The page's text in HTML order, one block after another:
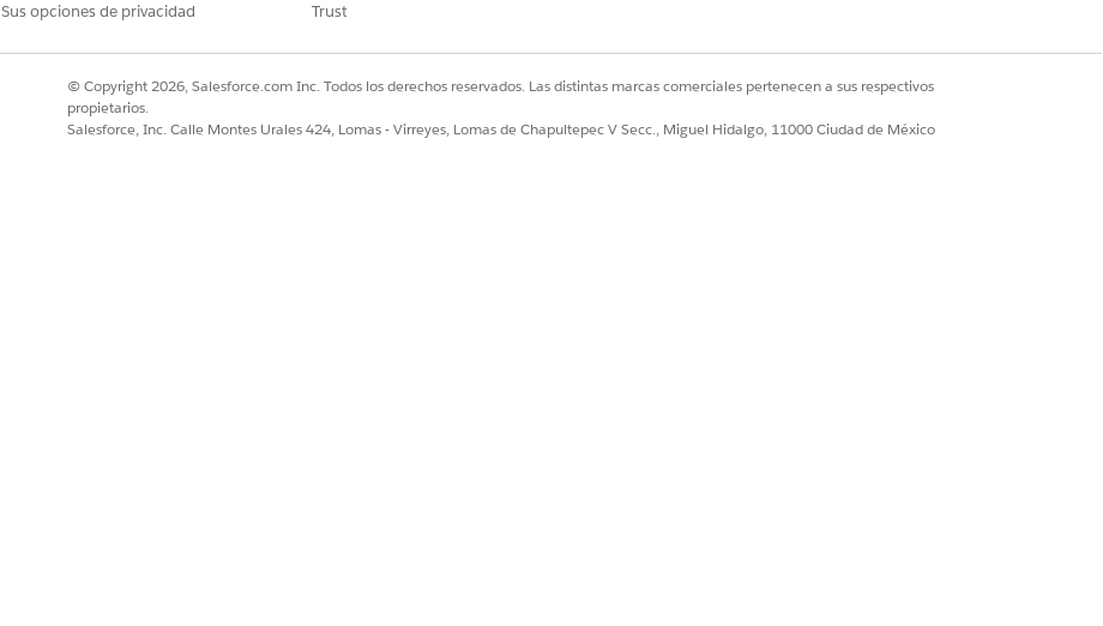
Sus opciones de privacidad
Trust
© Copyright 2026, Salesforce.com Inc. Todos los derechos reservados. Las distintas marcas comerciales pertenecen a sus respectivos
propietarios.
Salesforce, Inc. Calle Montes Urales 424, Lomas - Virreyes, Lomas de Chapultepec V Secc., Miguel Hidalgo, 11000 Ciudad de México